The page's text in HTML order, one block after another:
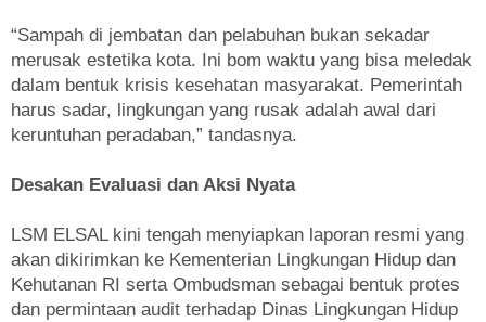
“Sampah di jembatan dan pelabuhan bukan sekadar
merusak estetika kota. Ini bom waktu yang bisa meledak
dalam bentuk krisis kesehatan masyarakat. Pemerintah
harus sadar, lingkungan yang rusak adalah awal dari
keruntuhan peradaban,” tandasnya.
Desakan Evaluasi dan Aksi Nyata
LSM ELSAL kini tengah menyiapkan laporan resmi yang
akan dikirimkan ke Kementerian Lingkungan Hidup dan
Kehutanan RI serta Ombudsman sebagai bentuk protes
dan permintaan audit terhadap Dinas Lingkungan Hidup